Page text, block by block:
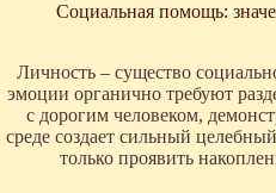
Социальная помощь:
Личность – существо
эмоции органично требуют
с дорогим человеком,
среде создает сильный
только проявить